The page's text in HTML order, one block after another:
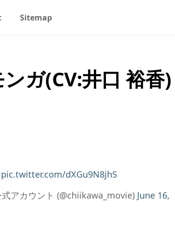
Sitemap
ガ(CV:井口 裕香)
pic.twitter.com/dXGu9N8jhS
アカウント (@chiikawa_movie) June 16,